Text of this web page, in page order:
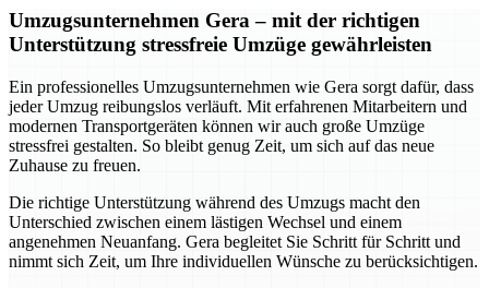
Umzugsunternehmen Gera – mit der richtigen
Unterstützung stressfreie Umzüge gewährleisten
Ein professionelles Umzugsunternehmen wie Gera sorgt dafür, dass
jeder Umzug reibungslos verläuft. Mit erfahrenen Mitarbeitern und
modernen Transportgeräten können wir auch große Umzüge
stressfrei gestalten. So bleibt genug Zeit, um sich auf das neue
Zuhause zu freuen.
Die richtige Unterstützung während des Umzugs macht den
Unterschied zwischen einem lästigen Wechsel und einem
angenehmen Neuanfang. Gera begleitet Sie Schritt für Schritt und
nimmt sich Zeit, um Ihre individuellen Wünsche zu berücksichtigen.